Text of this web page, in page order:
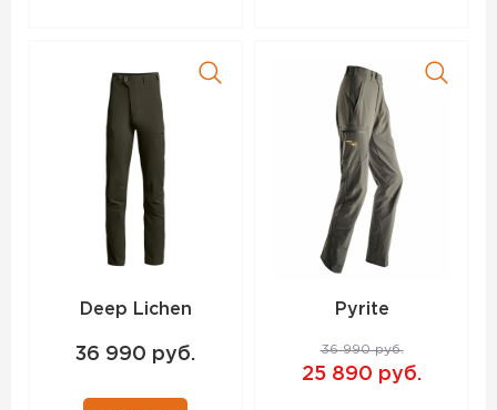
Deep Lichen
36 990 руб.
Pyrite
36 990 руб.
25 890 руб.